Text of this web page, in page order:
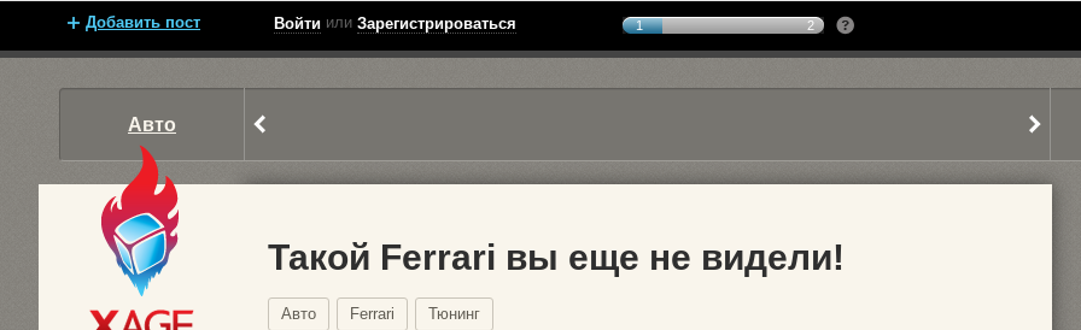
Добавить пост Войти или Зарегистрироваться 1 2
Авто
Такой Ferrari вы еще не видели!
Авто Ferrari Тюнинг